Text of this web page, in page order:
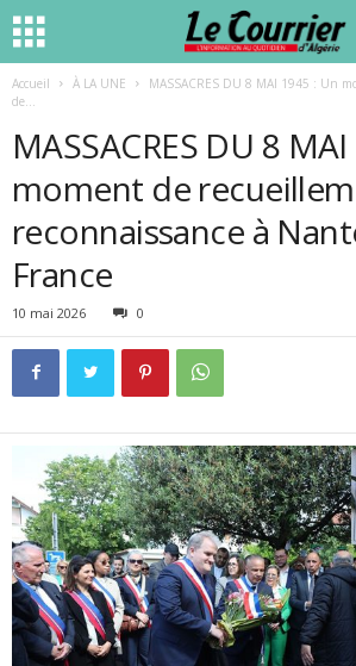
Accueil À LA UNE
MASSACRES DU 8 MAI 1945 : Un
de...
MASSACRES DU 8
moment de
reconnaissance à
France
10 mai 2026 0